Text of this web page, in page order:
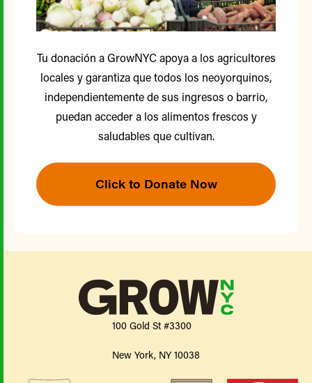
Tu donación a GrowNYC apoya a los agricultores
locales y garantiza que todos los neoyorquinos,
independientemente de sus ingresos o barrio,
puedan acceder a los alimentos frescos y
saludables que cultivan.
Click to Donate Now
100 Gold St #3300
New York, NY 10038